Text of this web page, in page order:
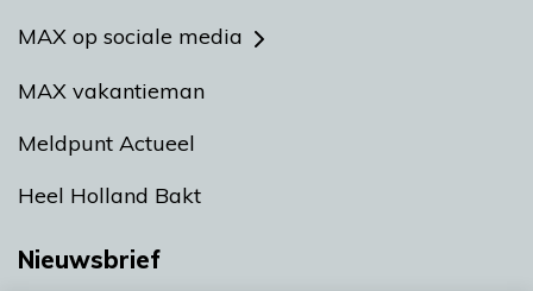
MAX op sociale media
MAX vakantieman
Meldpunt Actueel
Heel Holland Bakt
Nieuwsbrief